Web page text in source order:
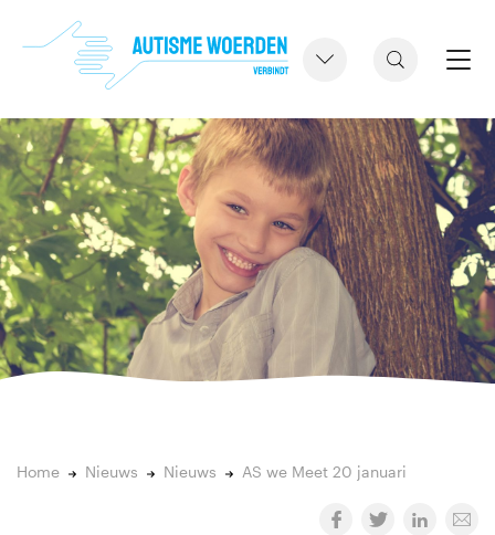
Home Nieuws Nieuws AS we Meet 20 januari